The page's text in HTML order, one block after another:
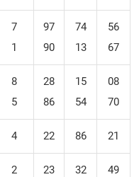
7
1
97
90
74
13
56
67
8
5
28
86
15
54
08
70
4 22 86 21
2 23 32 49